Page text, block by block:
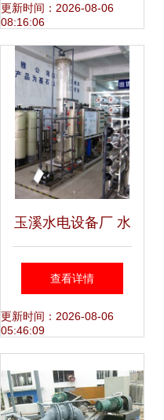
革新助力绿色发展
更新时间：2026-08-06
08:16:06
玉溪水电设备厂 水
处理设备研发的领
军者
查看详情
更新时间：2026-08-06
05:46:09